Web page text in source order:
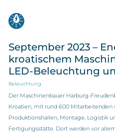
September 2023 –
kroatischem
LED-Beleuchtung
Beleuchtung
Der Maschinenbauer Harburg-
Kroatien, mit rund 600 Mitarbeitenden
Produktionshallen, Montage, Logistik
Fertigungsstätte. Dort werden vor